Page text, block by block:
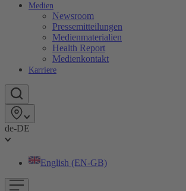
Medien
Newsroom
Pressemitteilungen
Medienmaterialien
Health Report
Medienkontakt
Karriere
de-DE
English (EN-GB)